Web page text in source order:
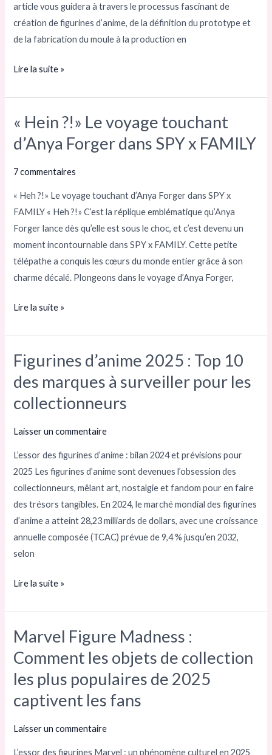
article vous guidera à travers le processus fascinant de
création de figurines d’anime, de la définition du prototype et
de la fabrication du moule à la production en
la
production
Lire la suite »
« Hein ?!» Le voyage touchant
d’Anya Forger dans SPY x FAMILY
7 commentaires
« Heh ?!» Le voyage touchant d’Anya Forger dans SPY x
FAMILY « Heh ?!» C’est la réplique emblématique qu’Anya
Forger lance dès qu’elle est sous le choc, et c’est devenu un
moment incontournable dans SPY x FAMILY. Cette petite
télépathe a conquis les cœurs du monde entier grâce à son
charme décalé. Plongeons dans le voyage d’Anya Forger,
« Hein ?!»
Le
voyage
touchant
Forger
dans
SPY
x
FAMILY
Lire la suite »
Figurines d’anime 2025 : Top 10
des marques à surveiller pour les
collectionneurs
Laisser un commentaire
L’essor des figurines d’anime : bilan 2024 et prévisions pour
2025 Les figurines d’anime sont devenues l’obsession des
collectionneurs, mêlant art, nostalgie et fandom pour en faire
des trésors tangibles. En 2024, le marché mondial des figurines
d’anime a atteint 28,23 milliards de dollars, avec une croissance
annuelle composée (TCAC) prévue de 9,4 % jusqu’en 2032,
selon
Figurines
d’anime
2025 :
Top
marques
à
surveiller
pour
les
collectionneurs
Lire la suite »
Marvel Figure Madness :
Comment les objets de collection
les plus populaires de 2025
captivent les fans
Laisser un commentaire
L’essor des figurines Marvel : un phénomène culturel en 2025
Marvel
Figure
Madness :
Comment
les
de
collection